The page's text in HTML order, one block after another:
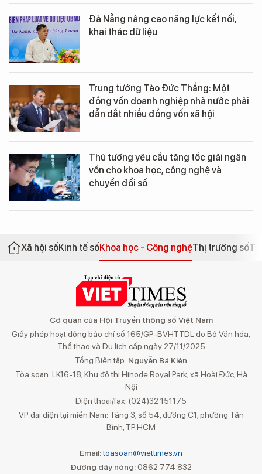
Đà Nẵng nâng cao năng lực kết nối,
khai thác dữ liệu
Trung tướng Tào Đức Thắng: Một
đồng vốn doanh nghiệp nhà nước phải
dẫn dắt nhiều đồng vốn xã hội
Thủ tướng yêu cầu tăng tốc giải ngân
vốn cho khoa học, công nghệ và
chuyển đổi số
Xã hội sốKinh tế sốKhoa học - Công nghệThị trường số
Cơ quan của Hội Truyền thông số Việt Nam
Giấy phép hoạt động báo chí số 165/GP-BVHTTDL do Bộ Văn hóa,
Thể thao và Du lịch cấp ngày 27/11/2025
Tổng Biên tập: Nguyễn Bá Kiên
Tòa soạn: LK16-18, Khu đô thị Hinode Royal Park, xã Hoài Đức, Hà
Nội
Điện thoại/fax: (024)32 151175
VP đại diện tại miền Nam: Tầng 3, số 54, đường C1, phường Tân
Bình, TP.HCM
Email:toasoan@viettimes.vn
Đường dây nóng: 0862 774 832